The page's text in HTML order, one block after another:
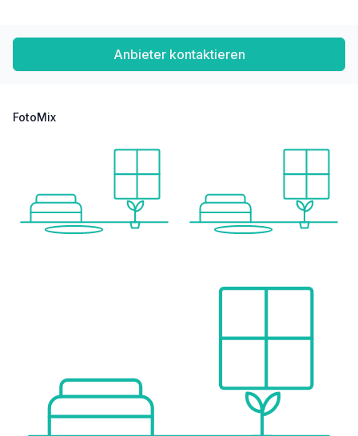
Apotheke <275m
Schule <75m
Höhere Schule <800m
Nahversorgung
Supermarkt <100m
Bäckerei <225m
Bus <125m
U-Bahn <200m
Anbieter kontaktieren
FotoMix